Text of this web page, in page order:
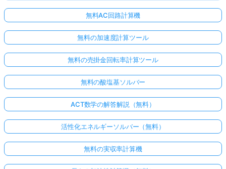
無料AC回路計算機
無料の加速度計算ツール
無料の売掛金回転率計算ツール
無料の酸塩基ソルバー
ACT数学の解答解説（無料）
活性化エネルギーソルバー（無料）
無料の実収率計算機